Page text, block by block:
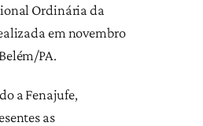
Ordinária da
em novembro
PA.
a Fenajufe,
as